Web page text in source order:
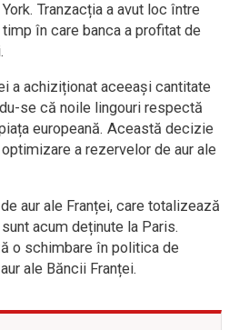
Tranzacția a avut loc între
în care banca a profitat de
a achiziționat aceeași cantitate
se că noile lingouri respectă
europeană. Această decizie
a rezervelor de aur ale
aur ale Franței, care totalizează
acum deținute la Paris.
o schimbare în politica de
ale Băncii Franței.